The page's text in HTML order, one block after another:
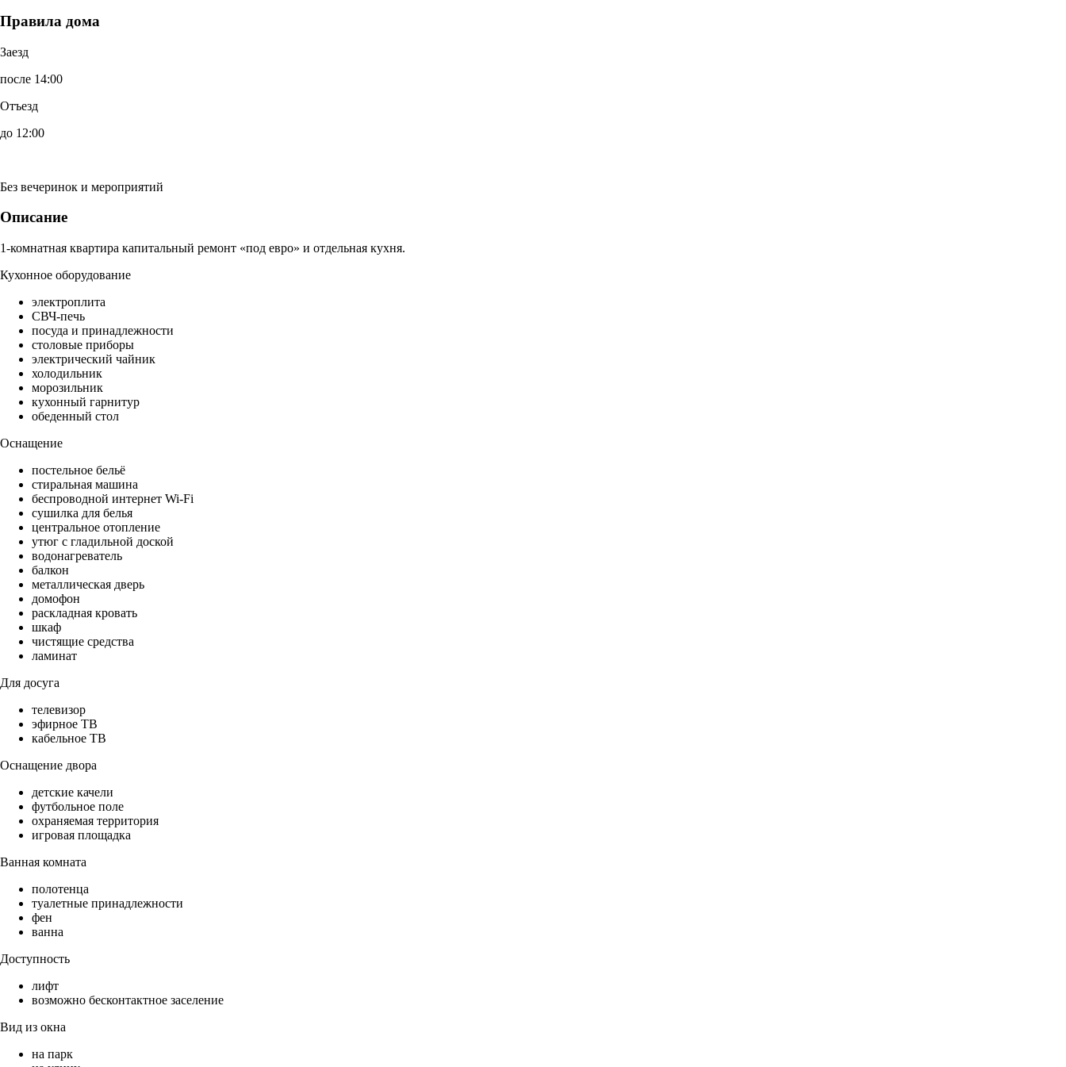
Правила дома
Заезд
после 14:00
Отъезд
до 12:00
Без вечеринок и мероприятий
Описание
1-комнатная квартира капитальный ремонт «под евро» и отдельная кухня.
Кухонное оборудование
электроплита
СВЧ-печь
посуда и принадлежности
столовые приборы
электрический чайник
холодильник
морозильник
кухонный гарнитур
обеденный стол
Оснащение
постельное бельё
стиральная машина
беспроводной интернет Wi-Fi
сушилка для белья
центральное отопление
утюг с гладильной доской
водонагреватель
балкон
металлическая дверь
домофон
раскладная кровать
шкаф
чистящие средства
ламинат
Для досуга
телевизор
эфирное ТВ
кабельное ТВ
Оснащение двора
детские качели
футбольное поле
охраняемая территория
игровая площадка
Ванная комната
полотенца
туалетные принадлежности
фен
ванна
Доступность
лифт
возможно бесконтактное заселение
Вид из окна
на парк